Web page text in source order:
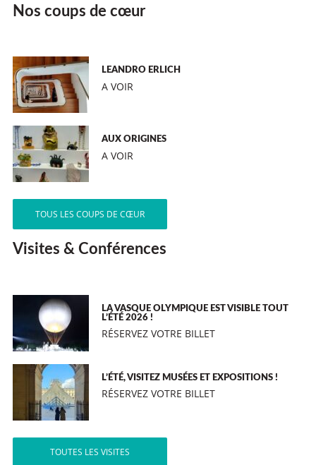
Nos coups de cœur
LEANDRO ERLICH
A VOIR
AUX ORIGINES
A VOIR
TOUS LES COUPS DE CŒUR
Visites & Conférences
LA VASQUE OLYMPIQUE EST VISIBLE TOUT
L’ÉTÉ 2026 !
RÉSERVEZ VOTRE BILLET
L’ÉTÉ, VISITEZ MUSÉES ET EXPOSITIONS !
RÉSERVEZ VOTRE BILLET
TOUTES LES VISITES